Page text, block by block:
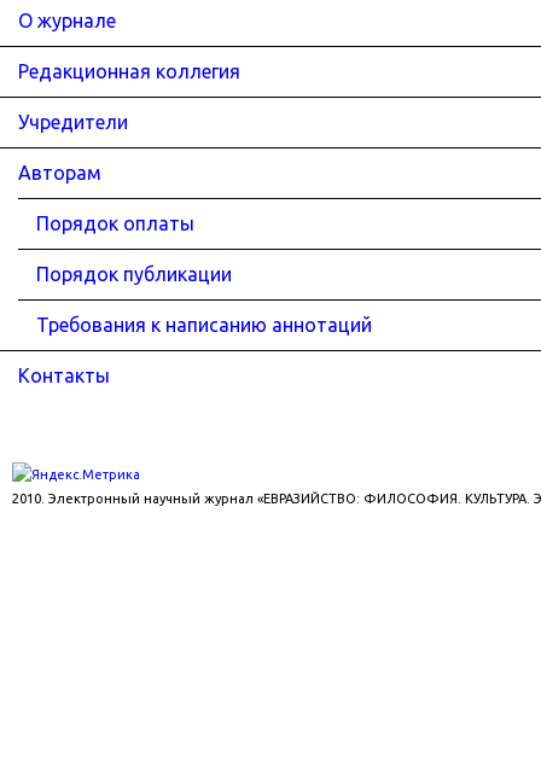
О журнале
Редакционная коллегия
Учредители
Авторам
Порядок оплаты
Порядок публикации
Требования к написанию аннотаций
Контакты
2010. Электронный научный журнал «ЕВРАЗИЙСТВО: ФИЛОСОФИЯ. КУЛЬТУРА.